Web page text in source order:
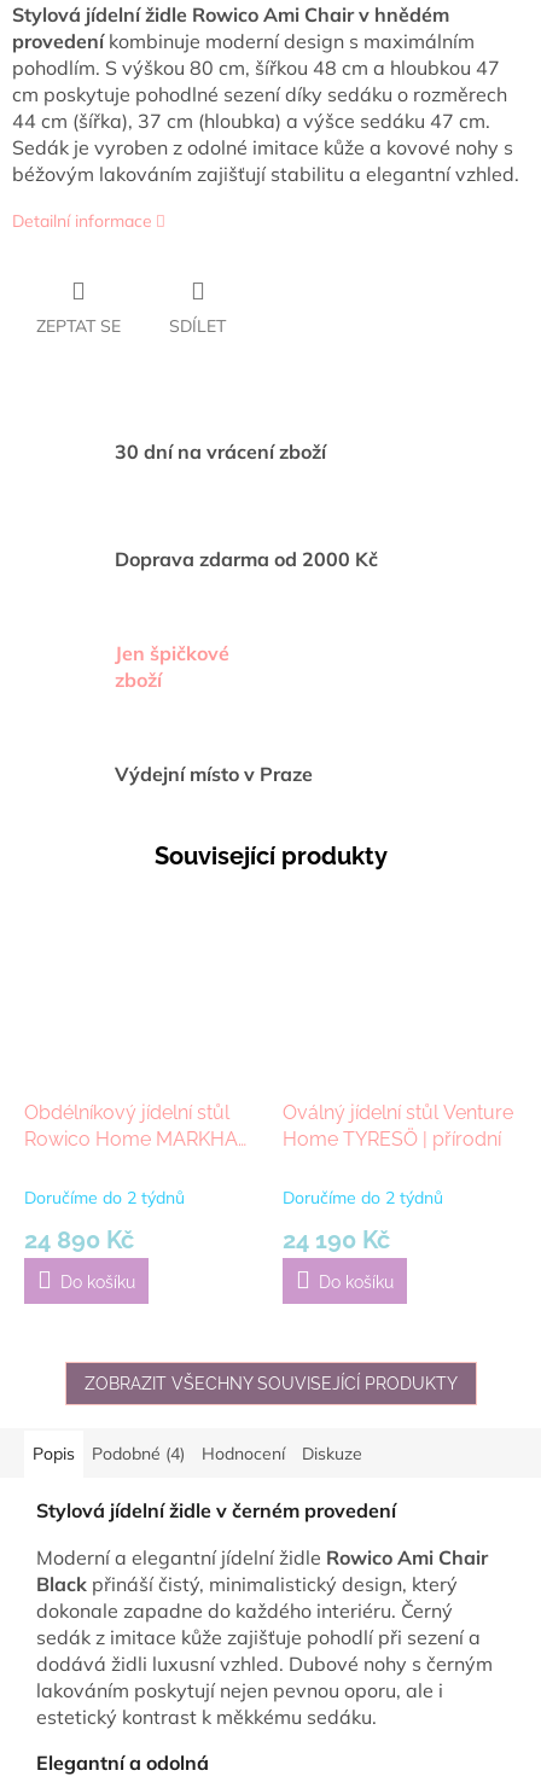
Stylová jídelní židle Rowico Ami Chair v hnědém
provedeníkombinuje moderní design s maximálním
pohodlím. S výškou 80 cm, šířkou 48 cm a hloubkou 47
cm poskytuje pohodlné sezení díky sedáku o rozměrech
44 cm (šířka), 37 cm (hloubka) a výšce sedáku 47 cm.
Sedák je vyroben z odolné imitace kůže a kovové nohy s
béžovým lakováním zajišťují stabilitu a elegantní vzhled.
Detailní informace
ZEPTAT SE SDÍLET
30 dní na vrácení zboží
Doprava zdarma od 2000 Kč
Jen špičkové
zboží
Výdejní místo v Praze
Související produkty
Obdélníkový jídelní stůl
Rowico Home MARKHAM
světle hnědá
Doručíme do 2 týdnů
24 890 Kč
Do košíku
Oválný jídelní stůl Venture
Home TYRESÖ | přírodní
Doručíme do 2 týdnů
24 190 Kč
Do košíku
ZOBRAZIT VŠECHNY SOUVISEJÍCÍ PRODUKTY
Popis Podobné (4) Hodnocení Diskuze
Stylová jídelní židle v černém provedení
Moderní a elegantní jídelní židle Rowico Ami Chair
Black přináší čistý, minimalistický design, který
dokonale zapadne do každého interiéru. Černý
sedák z imitace kůže zajišťuje pohodlí při sezení a
dodává židli luxusní vzhled. Dubové nohy s černým
lakováním poskytují nejen pevnou oporu, ale i
estetický kontrast k měkkému sedáku.
Elegantní a odolná